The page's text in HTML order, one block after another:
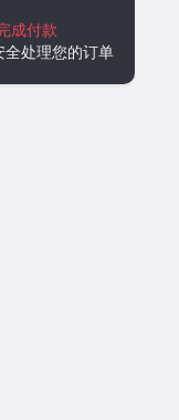
成付款
全处理您的订单